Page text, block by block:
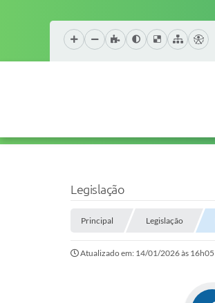
Legislação
Principal Legislação
Atualizado em: 14/01/2026 às 16h05